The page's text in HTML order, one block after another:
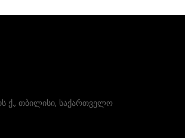
ქ., თბილისი, საქართველო